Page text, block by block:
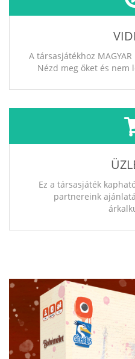
A társasjátékhoz
Nézd meg őket és nem
Ez a társasjáték
partnereink